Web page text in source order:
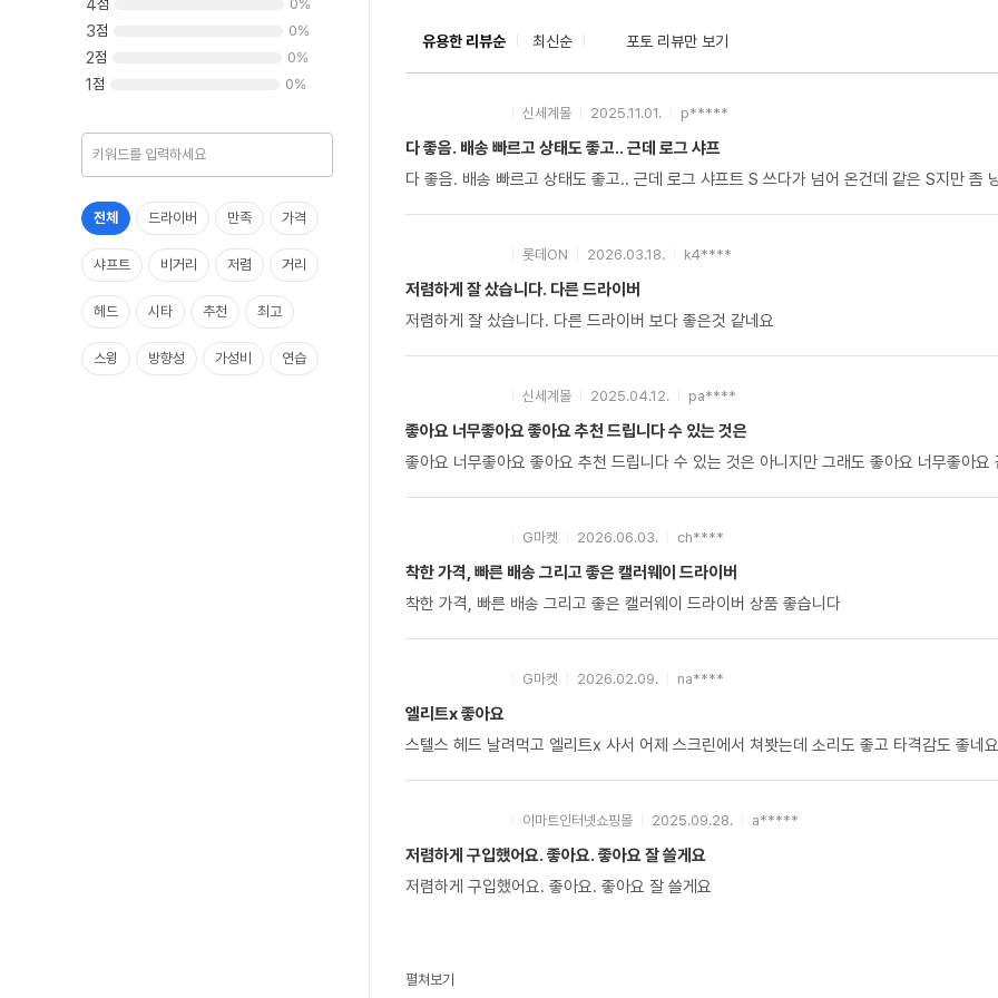
4점 0%
3점 0%
2점 0%
1점 0%
전체 드라이버 만족 가격
샤프트 비거리 저렴 거리
헤드 시타 추천 최고
스윙 방향성 가성비 연습
유용한 리뷰순 최신순 포토 리뷰만 보기
신세계몰 2025.11.01. p*****
다 좋음. 배송 빠르고 상태도 좋고.. 근데 로그 샤프
다 좋음. 배송 빠르고 상태도 좋고.. 근데 로그 샤프트 S 쓰다가 넘어 온건데 같은 S지만 좀
롯데ON 2026.03.18. k4****
저렴하게 잘 샀습니다. 다른 드라이버
저렴하게 잘 샀습니다. 다른 드라이버 보다 좋은것 같네요
신세계몰 2025.04.12. pa****
좋아요 너무좋아요 좋아요 추천 드립니다 수 있는 것은
좋아요 너무좋아요 좋아요 추천 드립니다 수 있는 것은 아니지만 그래도 좋아요 너무좋아요
G마켓 2026.06.03. ch****
착한 가격, 빠른 배송 그리고 좋은 캘러웨이 드라이버
착한 가격, 빠른 배송 그리고 좋은 캘러웨이 드라이버 상품 좋습니다
G마켓 2026.02.09. na****
엘리트x 좋아요
스텔스 헤드 날려먹고 엘리트x 사서 어제 스크린에서 쳐봣는데 소리도 좋고 타격감도 좋네
이마트인터넷쇼핑몰 2025.09.28. a*****
저렴하게 구입했어요. 좋아요. 좋아요 잘 쓸게요
저렴하게 구입했어요. 좋아요. 좋아요 잘 쓸게요
펼쳐보기